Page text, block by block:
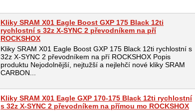
Kliky SRAM X01 Eagle Boost GXP 175 Black 12ti
rychlostní s 32z X-SYNC 2 převodníkem na pří
ROCKSHOX
Kliky SRAM X01 Eagle Boost GXP 175 Black 12ti rychlostní s
32z X-SYNC 2 převodníkem na pří ROCKSHOX Popis
produktu Nejodolnější, nejtužší a nejlehčí nové kliky SRAM
CARBON...
Kliky SRAM X01 Eagle GXP 170-175 Black 12ti rychlostní
s 32z X-SYNC 2 převodníkem na přímou mo ROCKSHOX